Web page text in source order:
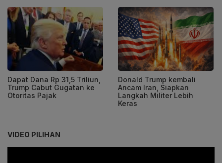
Dapat Dana Rp 31,5 Triliun,
Trump Cabut Gugatan ke
Otoritas Pajak
Donald Trump kembali
Ancam Iran, Siapkan
Langkah Militer Lebih
Keras
VIDEO PILIHAN